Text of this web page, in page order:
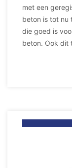
met een
beton is tot nu
die goed is
beton. Ook dit